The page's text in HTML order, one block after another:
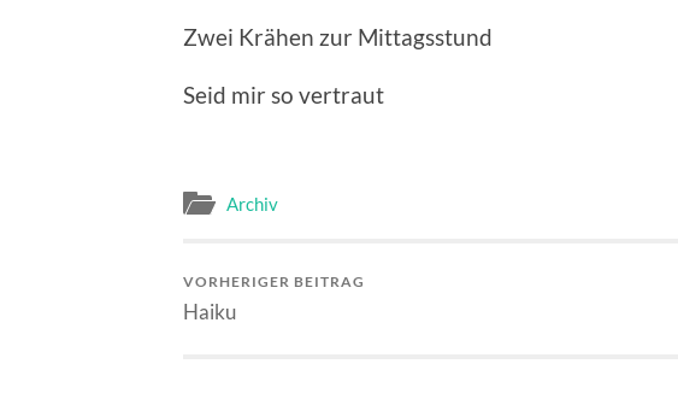
Zwei Krähen zur Mittagsstund
Seid mir so vertraut
Archiv
VORHERIGER BEITRAG
Haiku